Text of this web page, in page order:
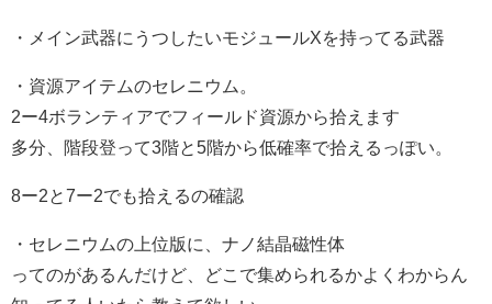
・メイン武器にうつしたいモジュールXを持ってる武器
・資源アイテムのセレニウム。
2ー4ボランティアでフィールド資源から拾えます
多分、階段登って3階と5階から低確率で拾えるっぽい。
8ー2と7ー2でも拾えるの確認
・セレニウムの上位版に、ナノ結晶磁性体
ってのがあるんだけど、どこで集められるかよくわからん